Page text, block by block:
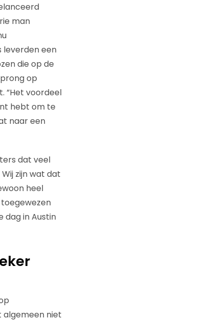
man
leverden een
die op de
op
”Het voordeel
hebt om te
naar een
dat veel
zijn wat dat
heel
dag in Austin
algemeen niet